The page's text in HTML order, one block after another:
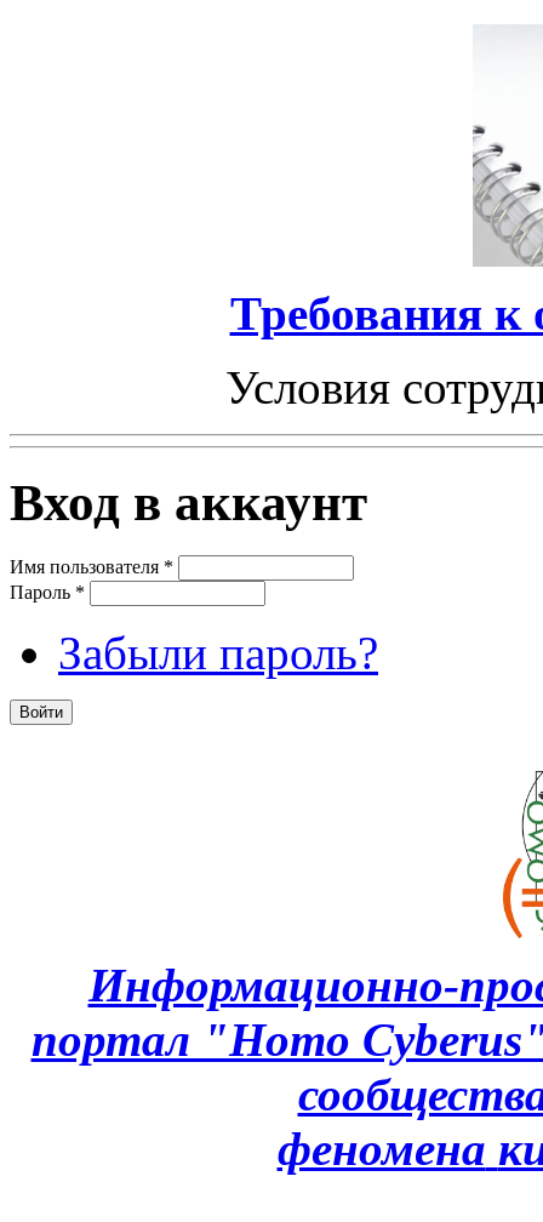
Требования к
Условия
Вход в аккаунт
Имя пользователя *
Пароль *
Забыли пароль?
Информационно-
портал "Homo
феномена